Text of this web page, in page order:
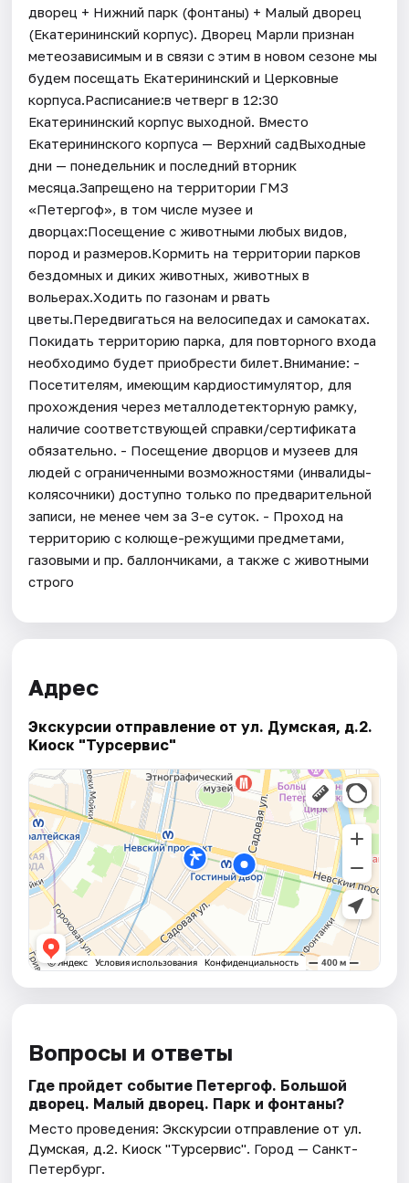
дворец + Нижний парк (фонтаны) + Малый дворец
(Екатерининский корпус). Дворец Марли признан
метеозависимым и в связи с этим в новом сезоне мы
будем посещать Екатерининский и Церковные
корпуса.Расписание:в четверг в 12:30
Екатерининский корпус выходной. Вместо
Екатерининского корпуса — Верхний садВыходные
дни — понедельник и последний вторник
месяца.Запрещено на территории ГМЗ
«Петергоф», в том числе музее и
дворцах:Посещение с животными любых видов,
пород и размеров.Кормить на территории парков
бездомных и диких животных, животных в
вольерах.Ходить по газонам и рвать
цветы.Передвигаться на велосипедах и самокатах.
Покидать территорию парка, для повторного входа
необходимо будет приобрести билет.Внимание: -
Посетителям, имеющим кардиостимулятор, для
прохождения через металлодетекторную рамку,
наличие соответствующей справки/сертификата
обязательно. - Посещение дворцов и музеев для
людей с ограниченными возможностями (инвалиды-
колясочники) доступно только по предварительной
записи, не менее чем за 3-е суток. - Проход на
территорию с колюще-режущими предметами,
газовыми и пр. баллончиками, а также с животными
строго
Адрес
Экскурсии отправление от ул. Думская, д.2.
Киоск "Турсервис"
Вопросы и ответы
Где пройдет событие Петергоф. Большой
дворец. Малый дворец. Парк и фонтаны?
Место проведения:Экскурсии отправление от ул.
Думская, д.2. Киоск "Турсервис". Город — Санкт-
Петербург.